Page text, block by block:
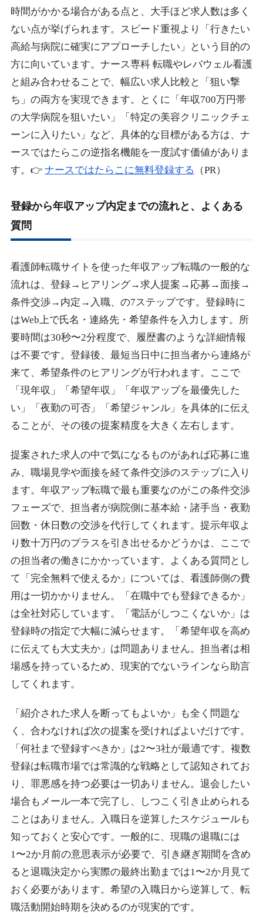
時間がかかる場合がある点と、大手ほど求人数は多く
ない点が挙げられます。スピード重視より「行きたい
高給与病院に確実にアプローチしたい」という目的の
方に向いています。ナース専科 転職やレバウェル看護
と組み合わせることで、幅広い求人比較と「狙い撃
ち」の両方を実現できます。とくに「年収700万円帯
の大学病院を狙いたい」「特定の美容クリニックチェ
ーンに入りたい」など、具体的な目標がある方は、ナ
ースではたらこの逆指名機能を一度試す価値がありま
す。👉 ナースではたらこに無料登録する （PR）
登録から年収アップ内定までの流れと、よくある
質問
看護師転職サイトを使った年収アップ転職の一般的な
流れは、登録→ヒアリング→求人提案→応募→面接→
条件交渉→内定→入職、の7ステップです。登録時に
はWeb上で氏名・連絡先・希望条件を入力します。所
要時間は30秒〜2分程度で、履歴書のような詳細情報
は不要です。登録後、最短当日中に担当者から連絡が
来て、希望条件のヒアリングが行われます。ここで
「現年収」「希望年収」「年収アップを最優先した
い」「夜勤の可否」「希望ジャンル」を具体的に伝え
ることが、その後の提案精度を大きく左右します。
提案された求人の中で気になるものがあれば応募に進
み、職場見学や面接を経て条件交渉のステップに入り
ます。年収アップ転職で最も重要なのがこの条件交渉
フェーズで、担当者が病院側に基本給・諸手当・夜勤
回数・休日数の交渉を代行してくれます。提示年収よ
り数十万円のプラスを引き出せるかどうかは、ここで
の担当者の働きにかかっています。よくある質問とし
て「完全無料で使えるか」については、看護師側の費
用は一切かかりません。「在職中でも登録できるか」
は全社対応しています。「電話がしつこくないか」は
登録時の指定で大幅に減らせます。「希望年収を高め
に伝えても大丈夫か」は問題ありません。担当者は相
場感を持っているため、現実的でないラインなら助言
してくれます。
「紹介された求人を断ってもよいか」も全く問題な
く、合わなければ次の提案を受ければよいだけです。
「何社まで登録すべきか」は2〜3社が最適です。複数
登録は転職市場では常識的な戦略として認知されてお
り、罪悪感を持つ必要は一切ありません。退会したい
場合もメール一本で完了し、しつこく引き止められる
ことはありません。入職日を逆算したスケジュールも
知っておくと安心です。一般的に、現職の退職には
1〜2か月前の意思表示が必要で、引き継ぎ期間を含め
ると退職決定から実際の最終出勤までは1〜2か月見て
おく必要があります。希望の入職日から逆算して、転
職活動開始時期を決めるのが現実的です。